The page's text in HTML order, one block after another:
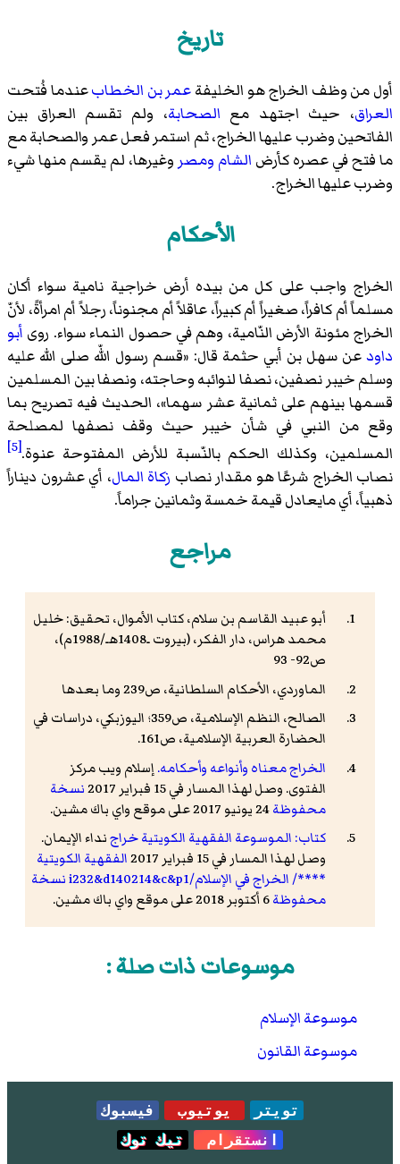
تاريخ
أول من وظف الخراج هو الخليفةعمر بن الخطابعندما فُتحت
العراق، حيث اجتهد مع الصحابة، ولم تقسم العراق بين
الفاتحين وضرب عليها الخراج، ثم استمر فعل عمر والصحابة مع
ما فتح في عصره كأرض الشام ومصر وغيرها، لم يقسم منها شيء
وضرب عليها الخراج.
الأحكام
الخراج واجب على كل من بيده أرض خراجية نامية سواء أكان
مسلماً أم كافراً، صغيراً أم كبيراً، عاقلاً أم مجنوناً، رجلاً أم امرأةً، لأنّ
الخراج مئونة الأرض النّامية، وهم في حصول النماء سواء. روى أبو
داودعن سهل بن أبي حثمة قال: «قسم رسول اللّه صلى الله عليه
وسلم خيبر نصفين، نصفا لنوائبه وحاجته، ونصفا بين المسلمين
قسمها بينهم على ثمانية عشر سهما»، الحديث فيه تصريح بما
وقع من النبي في شأن خيبر حيث وقف نصفها لمصلحة
المسلمين، وكذلك الحكم بالنّسبة للأرض المفتوحة عنوة.[5]
نصاب الخراج شرعًا هو مقدار نصاب زكاة المال، أي عشرون ديناراً
ذهبياً، أي مايعادل قيمة خمسة وثمانين جراماً.
مراجع
أبو عبيد القاسم بن سلام، كتاب الأموال، تحقيق: خليل
محمد هراس، دار الفكر، (بيروت ـ1408هـ/1988م)،
ص92- 93
الماوردي، الأحكام السلطانية، ص239 وما بعدها
الصالح، النظم الإسلامية، ص359؛ اليوزبكي، دراسات في
الحضارة العربية الإسلامية، ص161.
الخراج معناه وأنواعه وأحكامه.إسلام ويب مركز
الفتوى. وصل لهذا المسار في 15 فبراير 2017
نسخة
محفوظة
كتاب: الموسوعة الفقهية الكويتية خراجنداء الإيمان.
وصل لهذا المسار في 15 فبراير 2017
الفقهية الكويتية
****/ الخراج في الإسلام/i232&d140214&c&p1 نسخة
محفوظة
موسوعات ذات صلة :
موسوعة الإسلام
موسوعة القانون
تويتر يوتيوب
فيسبوك
انستقرام
تيك توك